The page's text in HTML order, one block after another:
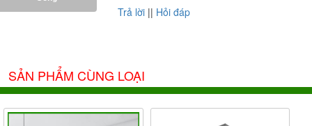
Trả lời || Hỏi đáp
SẢN PHẨM CÙNG LOẠI